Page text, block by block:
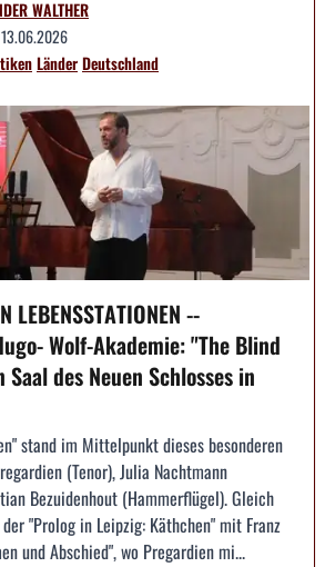
WALTHER
13.06.2026
LänderDeutschland
LEBENSSTATIONEN --
Wolf-Akademie: "The Blind
des Neuen Schlosses in
stand im Mittelpunkt dieses besonderen
(Tenor), Julia Nachtmann
Bezuidenhout (Hammerflügel). Gleich
"Prolog in Leipzig: Käthchen" mit Franz
und Abschied", wo Pregardien mi...